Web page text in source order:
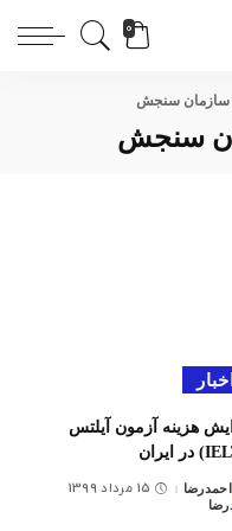
0
سازمان سنجش
سنجش
اخبار
هزینه آزمون آیلتس
احمدرضا 15 مرداد 1399